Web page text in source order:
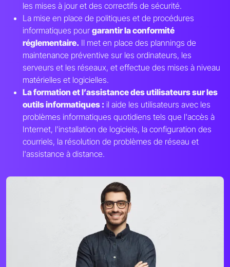
les mises à jour et des correctifs de sécurité.
La mise en place de politiques et de procédures
informatiques pour garantir la conformité
réglementaire. Il met en place des plannings de
maintenance préventive sur les ordinateurs, les
serveurs et les réseaux, et effectue des mises à niveau
matérielles et logicielles.
La formation et l’assistance des utilisateurs sur les
outils informatiques : il aide les utilisateurs avec les
problèmes informatiques quotidiens tels que l'accès à
Internet, l'installation de logiciels, la configuration des
courriels, la résolution de problèmes de réseau et
l'assistance à distance.